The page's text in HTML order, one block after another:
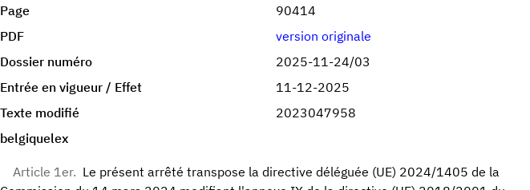
Page
90414
PDF
version originale
Dossier numéro
2025-11-24/03
Entrée en vigueur / Effet
11-12-2025
Texte modifié
2023047958
belgiquelex
Article 1er. Le présent arrêté transpose la directive déléguée (UE) 2024/1405 de la